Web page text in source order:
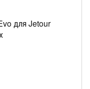
для Jetour